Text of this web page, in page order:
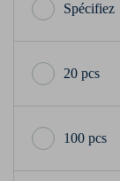
20 pcs
100 pcs